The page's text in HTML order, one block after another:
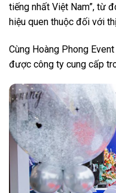
tiếng nhất Việt Nam”, từ
hiệu quen thuộc đối với
Cùng Hoàng Phong
được công ty cung cấp